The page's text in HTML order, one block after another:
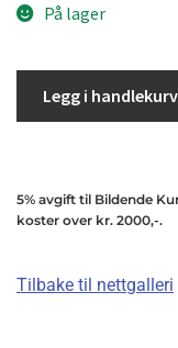
På lager
Legg i handlekurv
5% avgift til Bildende
koster over kr. 2000,-.
Tilbake til nettgalleri